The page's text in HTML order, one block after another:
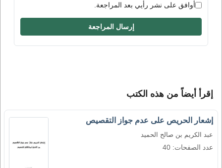
أوافق على نشر رأيي بعد المراجعة.
إرسال المراجعة
إقرأ أيضاً من هذه الكتب
إشعار الحريص على عدم جواز التقصيص
عبد الكريم بن صالح الحميد
عدد الصفحات: 40